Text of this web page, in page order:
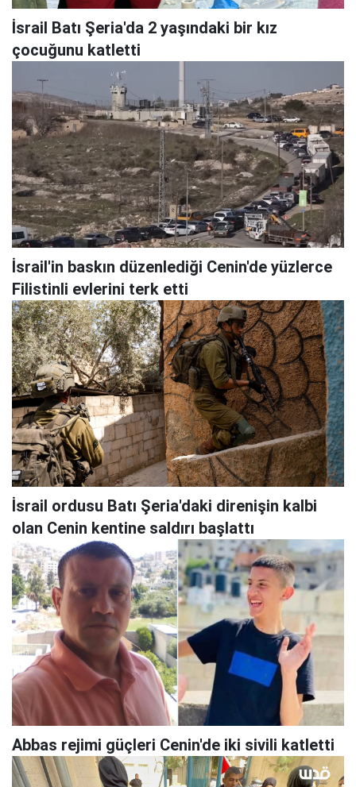
İsrail Batı Şeria'da 2 yaşındaki bir kız
çocuğunu katletti
İsrail'in baskın düzenlediği Cenin'de yüzlerce
Filistinli evlerini terk etti
İsrail ordusu Batı Şeria'daki direnişin kalbi
olan Cenin kentine saldırı başlattı
Abbas rejimi güçleri Cenin'de iki sivili katletti